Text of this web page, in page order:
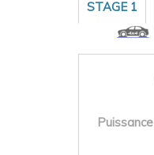
STAGE 1
Puissance